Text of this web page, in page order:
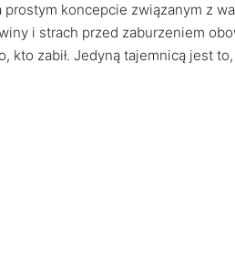
koncepcie związanym z
i strach przed zaburzeniem
kto zabił. Jedyną tajemnicą jest